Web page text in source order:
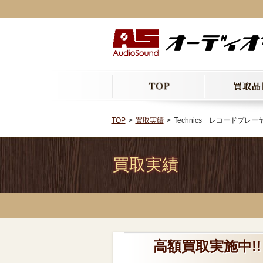
TOP 買取実績 Technics レコードプレ
買取実績
高額買取実施